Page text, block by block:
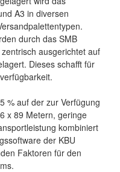
A3 in diversen
durch das SMB
ausgerichtet auf
Dieses schafft für
% auf der zur Verfügung
x 89 Metern, geringe
kombiniert
der KBU
Faktoren für den